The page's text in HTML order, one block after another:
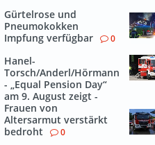
Gürtelrose und
Pneumokokken
Impfung verfügbar
0
Hanel-
Torsch/Anderl/Hörmann
- „Equal Pension Day“
am 9. August zeigt -
Frauen von
Altersarmut verstärkt
bedroht
0